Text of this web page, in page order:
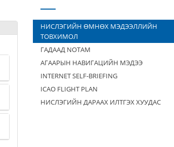
НИСЛЭГИЙН ӨМНӨХ МЭДЭЭЛЛИЙН
ТОВХИМОЛ
ГАДААД NOTAM
АГААРЫН НАВИГАЦИЙН МЭДЭЭ
INTERNET SELF-BRIEFING
ICAO FLIGHT PLAN
НИСЛЭГИЙН ДАРААХ ИЛТГЭХ ХУУДАС